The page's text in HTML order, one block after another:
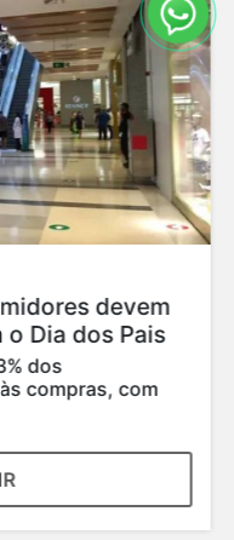
devem
Dia dos Pais
dos
compras, com